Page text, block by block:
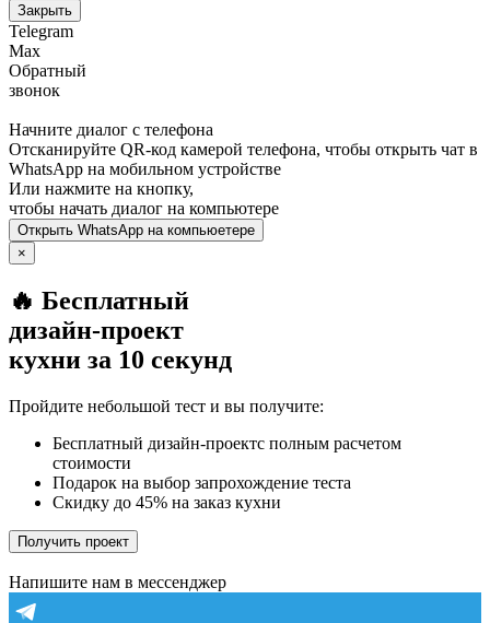
Закрыть
Telegram
Max
Обратный
звонок
Начните диалог с телефона
Отсканируйте QR-код камерой телефона, чтобы открыть чат в
WhatsApp на мобильном устройстве
Или нажмите на кнопку,
чтобы начать диалог на компьютере
Открыть WhatsApp на компьюетере
×
🔥 Бесплатный
дизайн-проект
кухни за 10 секунд
Пройдите небольшой тест и вы получите:
Бесплатный дизайн-проектс полным расчетом
стоимости
Подарок на выбор запрохождение теста
Скидку до 45% на заказ кухни
Получить проект
Напишите нам в мессенджер